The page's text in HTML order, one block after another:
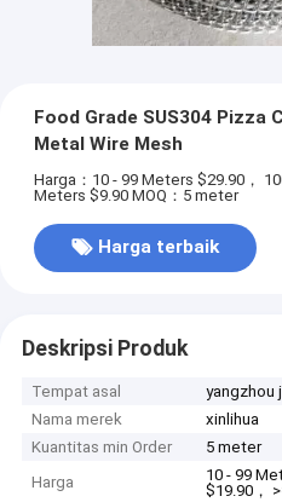
Food Grade SUS304 Pizza
Metal Wire Mesh
Harga：10 - 99 Meters $29.90，
Meters $9.90 MOQ：5 meter
Harga terbaik
Deskripsi Produk
Tempat asal
yangzhou
Nama merek
xinlihua
Kuantitas min Order
5 meter
Harga
10 - 99
$19.90，